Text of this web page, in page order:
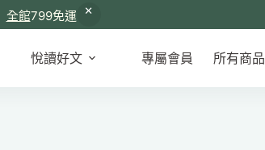
全館799免運
悅讀好文 專屬會員 所有商品